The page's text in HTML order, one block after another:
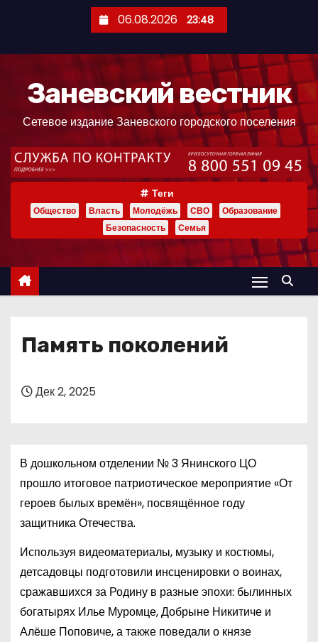
ж
06.08.2026 23:48
Заневский вестник
Сетевое издание Заневского городского поселения
Теги
Общество Власть Молодёжь СВО
Образование
Безопасность
Семья
Память поколений
Дек 2, 2025
В дошкольном отделении № 3 Янинского ЦО
прошло итоговое патриотическое мероприятие «От
героев былых времён», посвящённое году
защитника Отечества.
Используя видеоматериалы, музыку и костюмы,
детсадовцы подготовили инсценировки о воинах,
сражавшихся за Родину в разные эпохи: былинных
богатырях Илье Муромце, Добрыне Никитиче и
Алёше Поповиче, а также поведали о князе